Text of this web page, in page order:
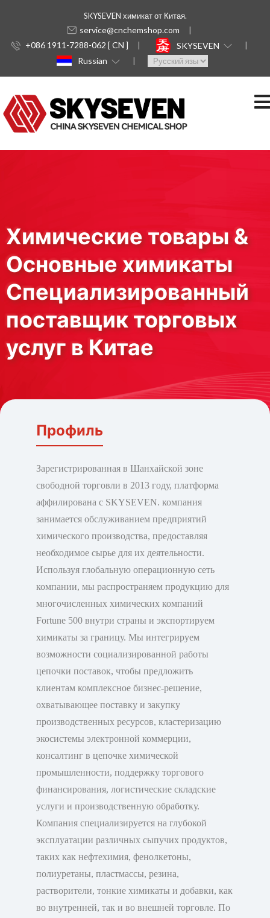
SKYSEVEN химикат от Китая.
service@cnchemshop.com
+086 1911-7288-062 [ CN ]
SKYSEVEN
Russian
Химические товары &
Основные химикаты
Специализированный
поставщик торговых
услуг в Китае
Профиль
Зарегистрированная в Шанхайской зоне
свободной торговли в 2013 году, платформа
аффилирована с SKYSEVEN. компания
занимается обслуживанием предприятий
химического производства, предоставляя
необходимое сырье для их деятельности.
Используя глобальную операционную сеть
компании, мы распространяем продукцию для
многочисленных химических компаний
Fortune 500 внутри страны и экспортируем
химикаты за границу. Мы интегрируем
возможности социализированной работы
цепочки поставок, чтобы предложить
клиентам комплексное бизнес-решение,
охватывающее поставку и закупку
производственных ресурсов, кластеризацию
экосистемы электронной коммерции,
консалтинг в цепочке химической
промышленности, поддержку торгового
финансирования, логистические складские
услуги и производственную обработку.
Компания специализируется на глубокой
эксплуатации различных сыпучих продуктов,
таких как нефтехимия, фенолкетоны,
полиуретаны, пластмассы, резина,
растворители, тонкие химикаты и добавки, как
во внутренней, так и во внешней торговле. По